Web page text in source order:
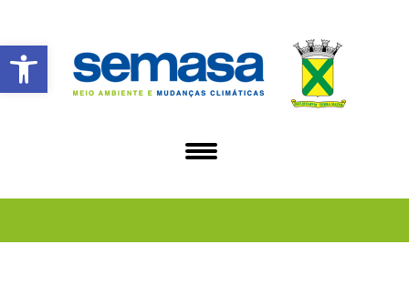
Abrir a barra de ferramentas